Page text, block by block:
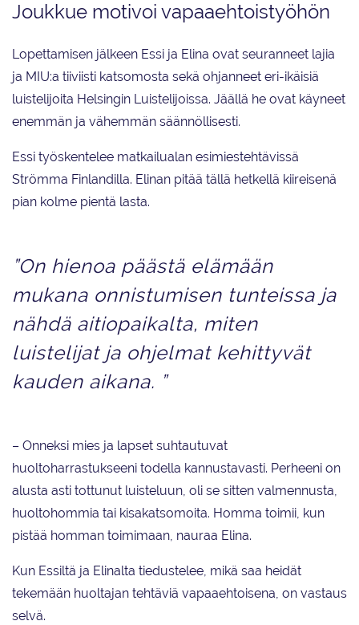
Joukkue motivoi vapaaehtoistyöhön
Lopettamisen jälkeen Essi ja Elina ovat seuranneet lajia
ja MIU:a tiiviisti katsomosta sekä ohjanneet eri-ikäisiä
luistelijoita Helsingin Luistelijoissa. Jäällä he ovat käyneet
enemmän ja vähemmän säännöllisesti.
Essi työskentelee matkailualan esimiestehtävissä
Strömma Finlandilla. Elinan pitää tällä hetkellä kiireisenä
pian kolme pientä lasta.
”On hienoa päästä elämään
mukana onnistumisen tunteissa ja
nähdä aitiopaikalta, miten
luistelijat ja ohjelmat kehittyvät
kauden aikana. ”
– Onneksi mies ja lapset suhtautuvat
huoltoharrastukseeni todella kannustavasti. Perheeni on
alusta asti tottunut luisteluun, oli se sitten valmennusta,
huoltohommia tai kisakatsomoita. Homma toimii, kun
pistää homman toimimaan, nauraa Elina.
Kun Essiltä ja Elinalta tiedustelee, mikä saa heidät
tekemään huoltajan tehtäviä vapaaehtoisena, on vastaus
selvä.